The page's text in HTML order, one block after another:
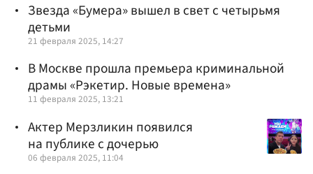
Звезда «Бумера» вышел в свет с четырьмя
детьми
21 февраля 2025, 14:27
В Москве прошла премьера криминальной
драмы «Рэкетир. Новые времена»
11 февраля 2025, 13:21
Актер Мерзликин появился
на публике с дочерью
06 февраля 2025, 11:04